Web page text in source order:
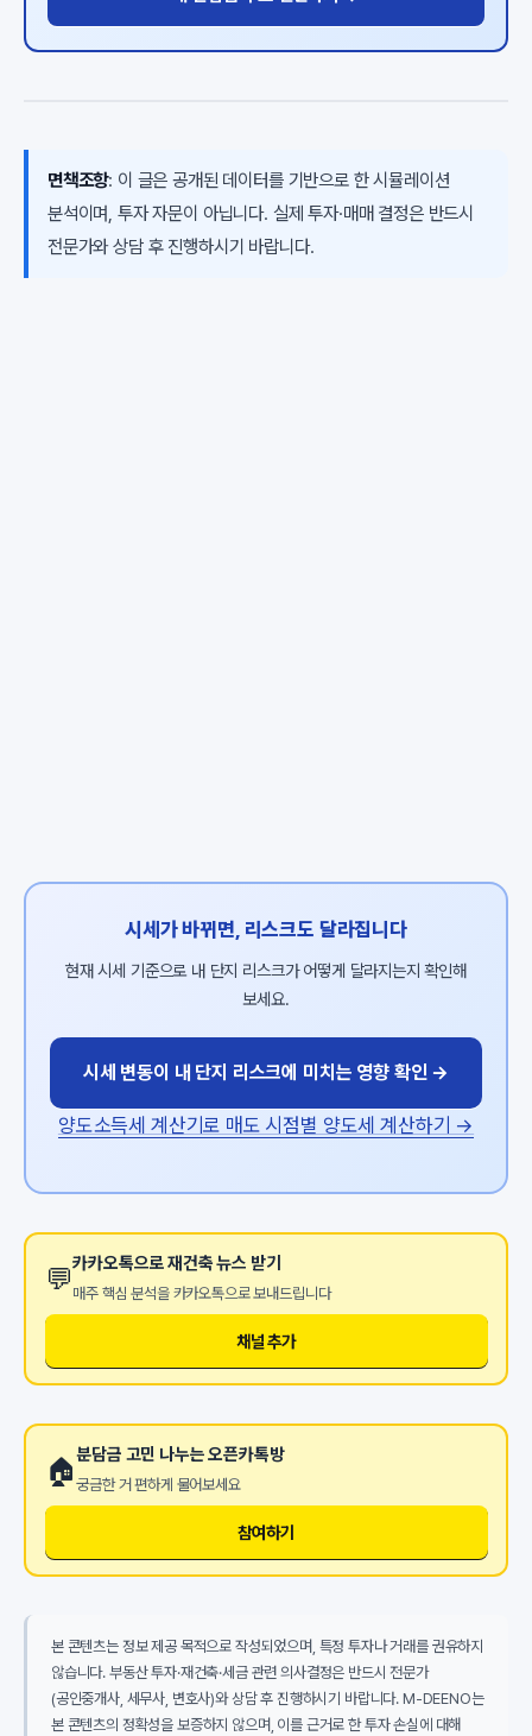
면책조항: 이 글은 공개된 데이터를 기반으로 한 시뮬레이션
분석이며, 투자 자문이 아닙니다. 실제 투자·매매 결정은 반드시
전문가와 상담 후 진행하시기 바랍니다.
시세가 바뀌면, 리스크도 달라집니다
현재 시세 기준으로 내 단지 리스크가 어떻게 달라지는지 확인해
보세요.
시세 변동이 내 단지 리스크에 미치는 영향 확인 →
양도소득세 계산기로 매도 시점별 양도세 계산하기 →
💬카카오톡으로 재건축 뉴스 받기
매주 핵심 분석을 카카오톡으로 보내드립니다
채널 추가
🏠분담금 고민 나누는 오픈카톡방
궁금한 거 편하게 물어보세요
참여하기
본 콘텐츠는 정보 제공 목적으로 작성되었으며, 특정 투자나 거래를 권유하지
않습니다. 부동산 투자·재건축·세금 관련 의사결정은 반드시 전문가
(공인중개사, 세무사, 변호사)와 상담 후 진행하시기 바랍니다. M-DEENO는
본 콘텐츠의 정확성을 보증하지 않으며, 이를 근거로 한 투자 손실에 대해